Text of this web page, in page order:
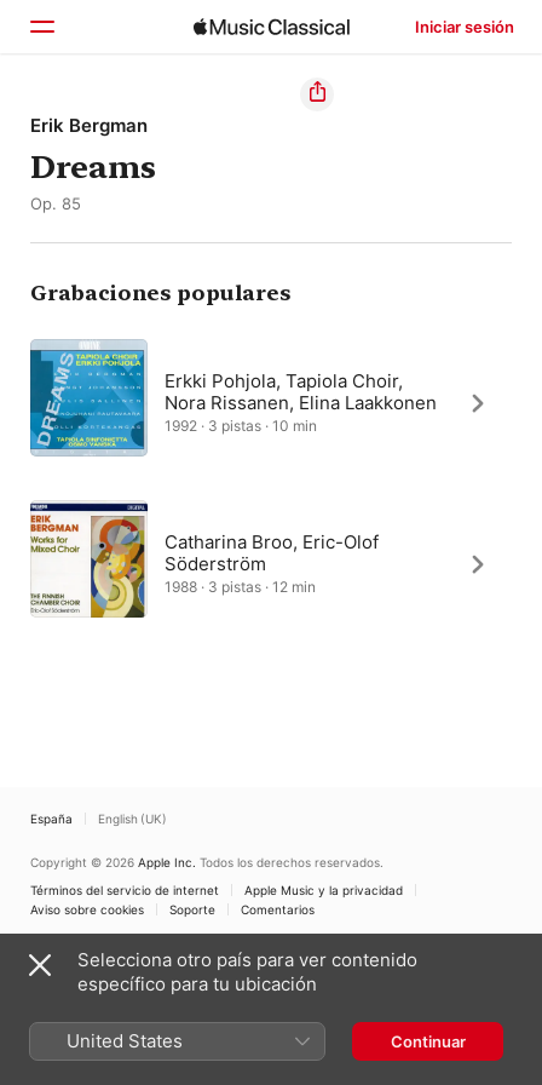
Iniciar sesión
Inicio
Explorar
Erik Bergman
Dreams
Op. 85
Grabaciones populares
Erkki Pohjola, Tapiola Choir,
Nora Rissanen, Elina Laakkonen
1992 · 3 pistas · 10 min
Catharina Broo, Eric-Olof
Söderström
1988 · 3 pistas · 12 min
España English (UK)
Copyright © 2026 Apple Inc. Todos los derechos reservados.
Términos del servicio de internet
Apple Music y la privacidad
Aviso sobre cookies
Soporte Comentarios
Selecciona otro país para ver contenido
específico para tu ubicación
United States Continuar